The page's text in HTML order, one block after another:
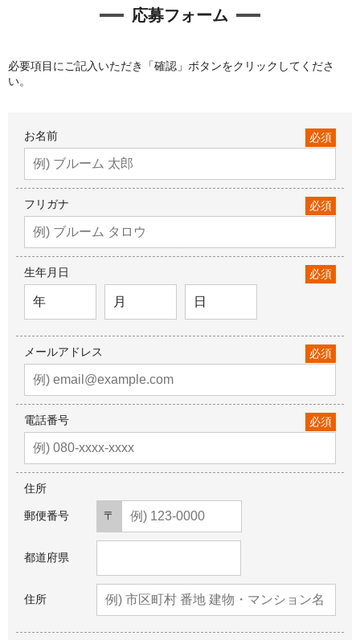
応募フォーム
必要項目にご記入いただき「確認」ボタンをクリックしてくださ
い。
お名前 必須
フリガナ 必須
生年月日 必須
メールアドレス 必須
電話番号 必須
住所
郵便番号
都道府県
住所